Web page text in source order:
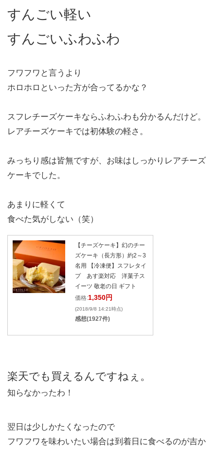
すんごい軽い
すんごいふわふわ
フワフワと言うより
ホロホロといった方が合ってるかな？
スフレチーズケーキならふわふわも分かるんだけど。
レアチーズケーキでは初体験の軽さ。
みっちり感は皆無ですが、お味はしっかりレアチーズ
ケーキでした。
あまりに軽くて
食べた気がしない（笑）
【チーズケーキ】幻のチー
ズケーキ（長方形）約2～3
名用 【冷凍便】スフレタイ
プ あす楽対応 洋菓子ス
イーツ 敬老の日 ギフト
価格:1,350円
(2018/9/8 14:21時点)
感想(1927件)
楽天でも買えるんですねぇ。
知らなかったわ！
翌日は少しかたくなったので
フワフワを味わいたい場合は到着日に食べるのが吉か